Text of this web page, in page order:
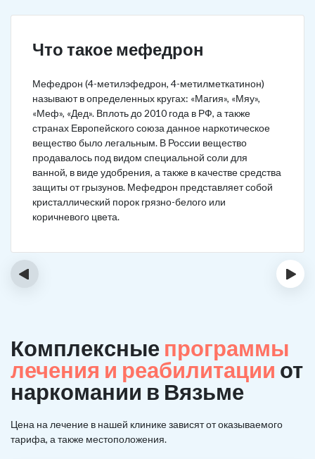
Что такое мефедрон
Мефедрон (4-метилэфедрон, 4-метилметкатинон)
называют в определенных кругах: «Магия», «Мяу»,
«Меф», «Дед». Вплоть до 2010 года в РФ, а также
странах Европейского союза данное наркотическое
вещество было легальным. В России вещество
продавалось под видом специальной соли для
ванной, в виде удобрения, а также в качестве средства
защиты от грызунов. Мефедрон представляет собой
кристаллический порок грязно-белого или
коричневого цвета.
‹ ›
Комплексные программы
лечения и реабилитации от
наркомании в Вязьме
Цена на лечение в нашей клинике зависят от оказываемого
тарифа, а также местоположения.